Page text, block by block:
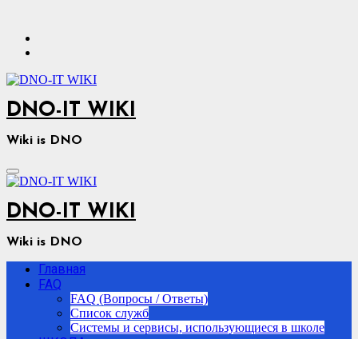
содержимому
DNO-IT WIKI
Wiki is DNO
DNO-IT WIKI
Wiki is DNO
Главная
FAQ
FAQ (Вопросы / Ответы)
Список служб
Системы и сервисы, использующиеся в школе